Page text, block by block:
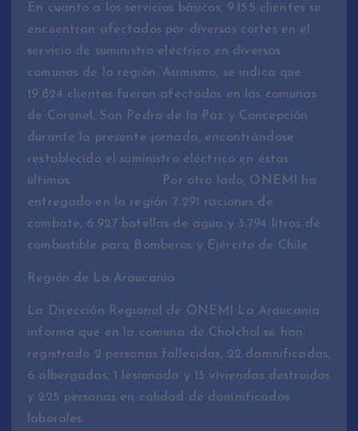
En cuanto a los servicios básicos, 9.155 clientes se
encuentran afectados por diversos cortes en el
servicio de suministro eléctrico en diversas
comunas de la región. Asimismo, se indica que
19.824 clientes fueron afectados en las comunas
de Coronel, San Pedro de la Paz y Concepción
durante la presente jornada, encontrándose
restablecido el suministro eléctrico en éstas
últimas. Por otro lado, ONEMI ha
entregado en la región 7.291 raciones de
combate, 6.927 botellas de agua y 3.794 litros de
combustible para Bomberos y Ejército de Chile.
Región de La Araucanía
La Dirección Regional de ONEMI La Araucanía
informa que en la comuna de Cholchol se han
registrado 2 personas fallecidas, 22 damnificadas,
6 albergadas, 1 lesionada y 13 viviendas destruidas
y 225 personas en calidad de damnificados
laborales.